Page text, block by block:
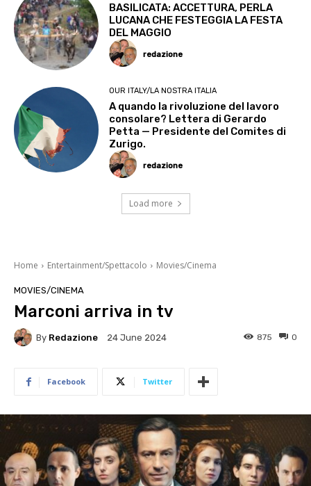
BASILICATA: ACCETTURA, PERLA
LUCANA CHE FESTEGGIA LA FESTA
DEL MAGGIO
redazione
OUR ITALY/LA NOSTRA ITALIA
A quando la rivoluzione del lavoro
consolare? Lettera di Gerardo
Petta — Presidente del Comites di
Zurigo.
redazione
Load more